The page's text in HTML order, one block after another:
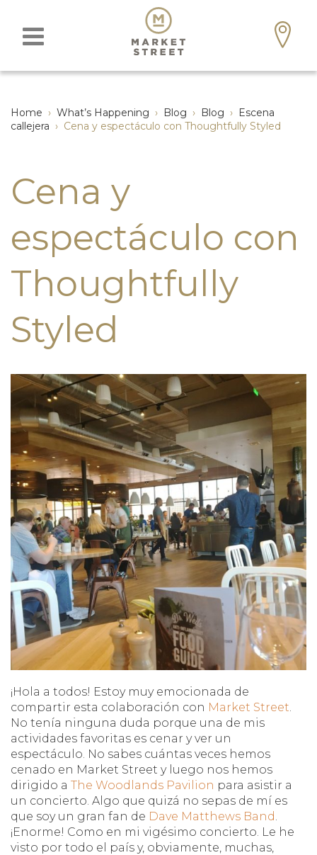
Home › What’s Happening › Blog › Blog › Escena
callejera › Cena y espectáculo con Thoughtfully Styled
Cena y
espectáculo con
Thoughtfully
Styled
¡Hola a todos! Estoy muy emocionada de
compartir esta colaboración con Market Street.
No tenía ninguna duda porque una de mis
actividades favoritas es cenar y ver un
espectáculo. No sabes cuántas veces hemos
cenado en Market Street y luego nos hemos
dirigido a The Woodlands Pavilion para asistir a
un concierto. Algo que quizá no sepas de mí es
que soy un gran fan de Dave Matthews Band.
¡Enorme! Como en mi vigésimo concierto. Le he
visto por todo el país y, obviamente, muchas,